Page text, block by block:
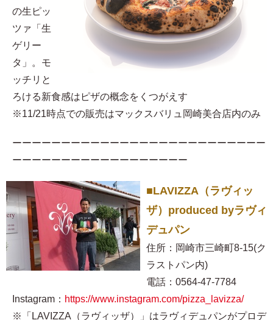
の生ピッ
ツァ「生
ゲリー
タ」。モ
ッチリと
ろける新食感はピザの概念をくつがえす
※11/21時点での販売はマックスバリュ岡崎美合店内のみ
ーーーーーーーーーーーーーーーーーーーーーーーーーー
ーーーーーーーーーーーーーーーーーー
■LAVIZZA（ラヴィッ
ザ）produced byラヴィ
デュパン
住所：岡崎市三崎町8-15(ク
ラストパン内)
電話：0564-47-7784
Instagram： https://www.instagram.com/pizza_lavizza/
※「LAVIZZA（ラヴィッザ）」はラヴィデュパンがプロデ